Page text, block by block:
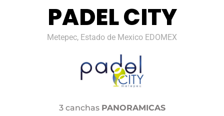
PADEL CITY
Metepec, Estado de Mexico EDOMEX
3 canchas PANORAMICAS